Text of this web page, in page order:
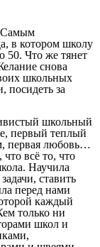
Самым
в котором школу
50. Что же тянет
снова
школьных
посидеть за
школьный
первый теплый
первая любовь…
всё то, что
Научила
ставить
перед нами
каждый
только ни
школ и